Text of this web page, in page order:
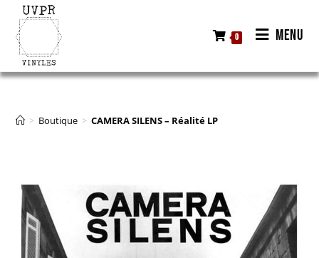
0 MENU
> Boutique > CAMERA SILENS – Réalité LP